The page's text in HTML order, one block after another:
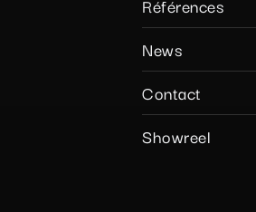
News
Contact
Showreel